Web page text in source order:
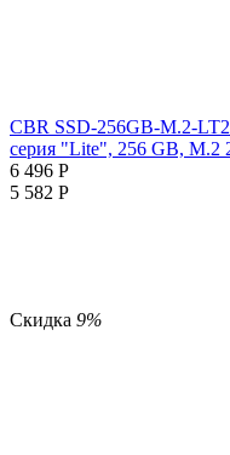
CBR SSD-256GB-M.2-
серия "Lite", 256 GB, M.2
6 496 Р
5 582 Р
Скидка 9%